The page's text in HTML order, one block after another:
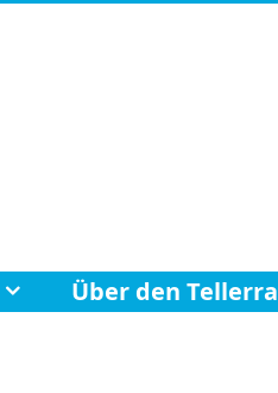
Über den